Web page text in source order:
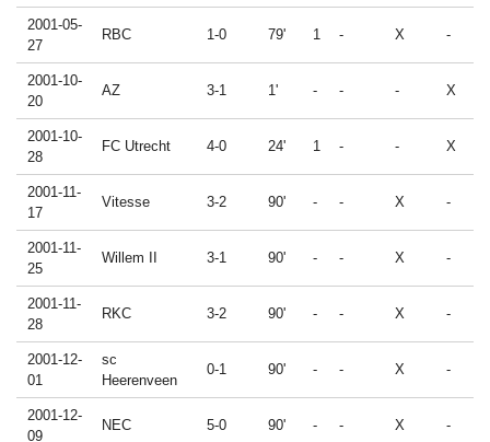
2001-05-
27
RBC 1-0 79' 1 - X -
2001-10-
20
AZ 3-1 1' - - - X
2001-10-
28
FC Utrecht 4-0 24' 1 - - X
2001-11-
17
Vitesse 3-2 90' - - X -
2001-11-
25
Willem II 3-1 90' - - X -
2001-11-
28
RKC 3-2 90' - - X -
2001-12-
01
sc
Heerenveen
0-1 90' - - X -
2001-12-
09
NEC 5-0 90' - - X -